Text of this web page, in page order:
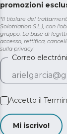
promozioni
*Il titolare del
Solotriatlon S.L.), con
gruppo. La base di
accesso, rettifica,
sulla privacy
Correo
Accetto il
Mi iscrivo!